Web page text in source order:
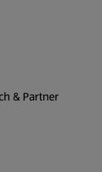
& Partner